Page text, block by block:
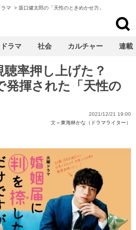
ラマ > 坂口健太郎の「天性のときめかせ力」
聴率押し上げた？
発揮された「天性の
2021/12/21 19:00
文＝東海林かな（ドラマライター）
ドラマ 社会 カルチャー 連載